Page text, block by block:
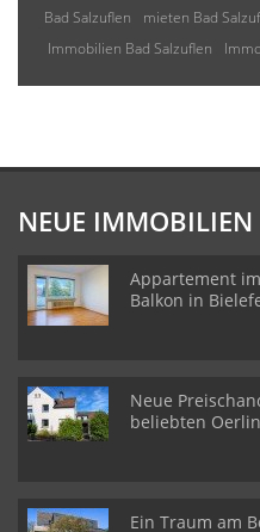
Bad Salzuflen
mieten Bad
Immobilien Bad Salzuflen
NEUE IMMOBILIEN
Appartement
Balkon in
Neue
beliebten
Ein Traum am